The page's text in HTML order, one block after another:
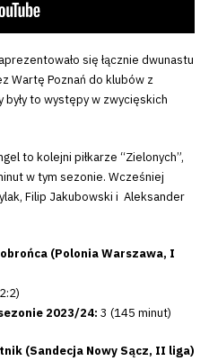
się łącznie dwunastu
Wartę Poznań do klubów z
były to występy w zwycięskich
to kolejni piłkarze “Zielonych”,
w tym sezonie. Wcześniej
Filip Jakubowski i Aleksander
(Polonia Warszawa, I
2023/24: 3 (145 minut)
(Sandecja Nowy Sącz, II liga)